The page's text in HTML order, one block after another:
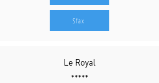
Sfax
Le Royal
*****